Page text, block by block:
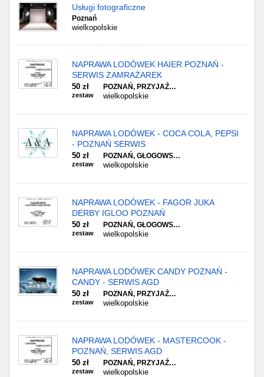
Usługi fotograficzne
Poznań
wielkopolskie
NAPRAWA LODÓWEK HAIER POZNAŃ -
SERWIS ZAMRAŻAREK
50 zł
zestaw
POZNAŃ, PRZYJAŹ…
wielkopolskie
NAPRAWA LODÓWEK - COCA COLA, PEPSI
- POZNAŃ SERWIS
50 zł
zestaw
POZNAŃ, GŁOGOWS…
wielkopolskie
NAPRAWA LODÓWEK - FAGOR JUKA
DERBY IGLOO POZNAŃ
50 zł
zestaw
POZNAŃ, GŁOGOWS…
wielkopolskie
NAPRAWA LODÓWEK CANDY POZNAŃ -
CANDY - SERWIS AGD
50 zł
zestaw
POZNAŃ, PRZYJAŹ…
wielkopolskie
NAPRAWA LODÓWEK - MASTERCOOK -
POZNAŃ, SERWIS AGD
50 zł
zestaw
POZNAŃ, PRZYJAŹ…
wielkopolskie